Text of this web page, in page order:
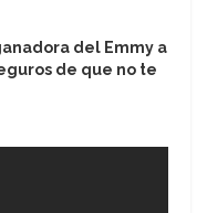
del Emmy a
de que no te